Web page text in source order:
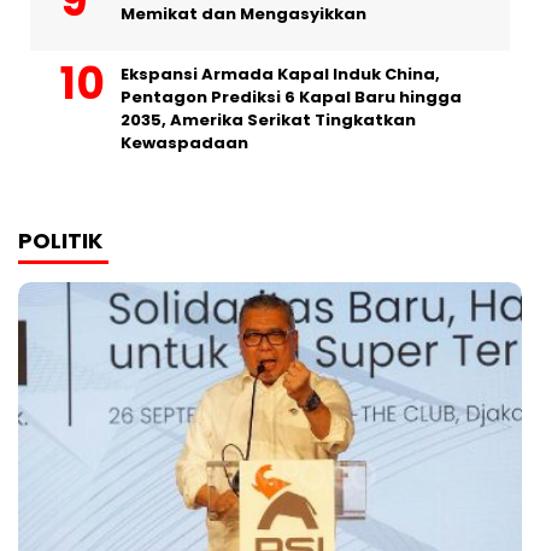
Memikat dan Mengasyikkan
Ekspansi Armada Kapal Induk China,
Pentagon Prediksi 6 Kapal Baru hingga
2035, Amerika Serikat Tingkatkan
Kewaspadaan
POLITIK